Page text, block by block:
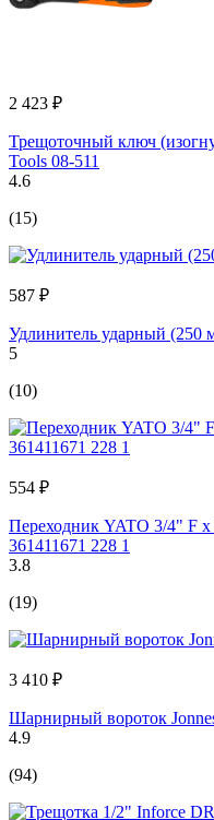
2 423 ₽
Трещоточный ключ
Tools 08-511
4.6
(15)
587 ₽
Удлинитель ударный (250
5
(10)
554 ₽
Переходник YATO 3/4" F
361411671 228 1
3.8
(19)
3 410 ₽
Шарнирный вороток
4.9
(94)